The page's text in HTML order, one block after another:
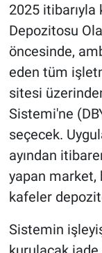
2025 itibarıyla
Depozitosu
öncesinde,
eden tüm
sitesi
Sistemi'ne
seçecek.
ayından
yapan market,
kafeler
Sistemin